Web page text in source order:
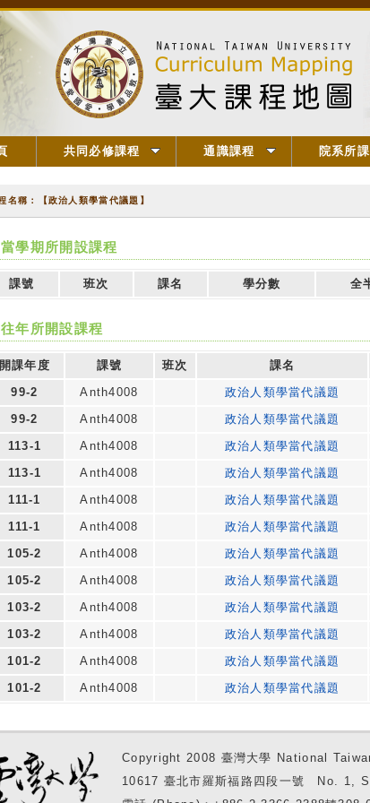
共同必修課程 通識課程 院系所
名稱：【政治人類學當代議題】
當學期所開設課程
課號 班次 課名 學分數 全
往年所開設課程
開課年度 課號 班次 課名
99-2
Anth4008 政治人類學當代議題
99-2
Anth4008 政治人類學當代議題
113-1
Anth4008 政治人類學當代議題
113-1
Anth4008 政治人類學當代議題
111-1
Anth4008 政治人類學當代議題
111-1
Anth4008 政治人類學當代議題
105-2
Anth4008 政治人類學當代議題
105-2
Anth4008 政治人類學當代議題
103-2
Anth4008 政治人類學當代議題
103-2
Anth4008 政治人類學當代議題
101-2
Anth4008 政治人類學當代議題
101-2
Anth4008 政治人類學當代議題
Copyright 2008 臺灣大學 National
10617 臺北市羅斯福路四段一號 No. 1,